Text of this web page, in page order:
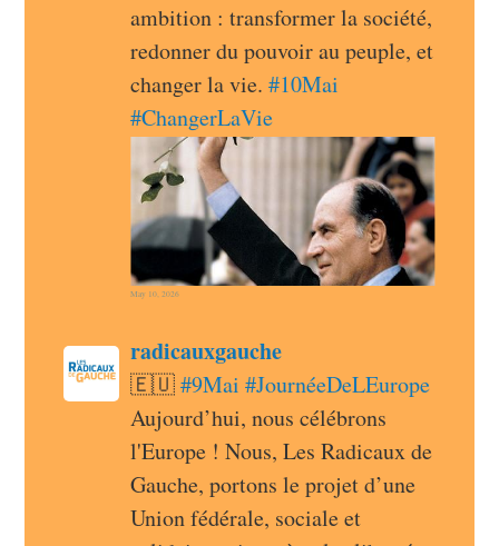
ambition : transformer la société,
redonner du pouvoir au peuple, et
changer la vie. #10Mai
#ChangerLaVie
May 10, 2026
radicauxgauche avatar
radicauxgauchepost
🇪🇺 #9Mai #JournéeDeLEurope
Aujourd’hui, nous célébrons
l'Europe ! Nous, Les Radicaux de
Gauche, portons le projet d’une
Union fédérale, sociale et